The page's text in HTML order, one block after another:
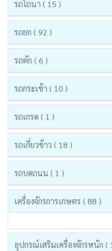
รถไถนา ( 15 )
รถยก ( 92 )
รถตัก ( 6 )
รถกระเช้า ( 10 )
รถเกรด ( 1 )
รถเกี่ยวข้าว ( 18 )
รถบดถนน ( 1 )
เครื่องจักรการเกษตร ( 88 )
อุปกรณ์เสริมเครื่องจักรหนัก (